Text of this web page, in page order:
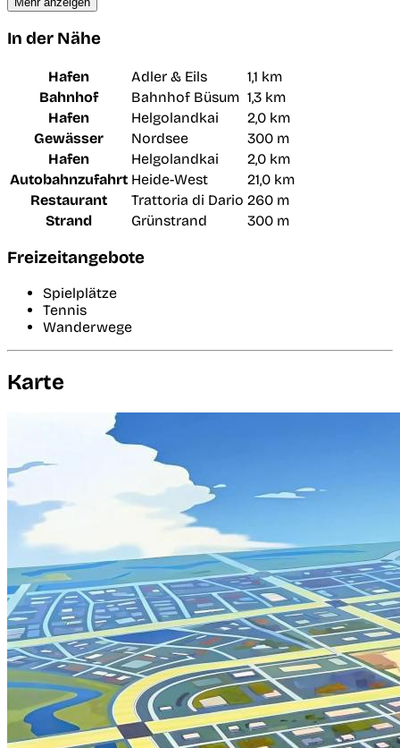
In der Nähe
Hafen Adler & Eils
1,1 km
Bahnhof
Bahnhof Büsum 1,3 km
Hafen
Helgolandkai
2,0 km
Gewässer
Nordsee
300 m
Hafen
Helgolandkai
2,0 km
Autobahnzufahrt Heide-West
21,0 km
Restaurant
Trattoria di Dario 260 m
Strand
Grünstrand 300 m
Freizeitangebote
Spielplätze
Tennis
Wanderwege
Karte